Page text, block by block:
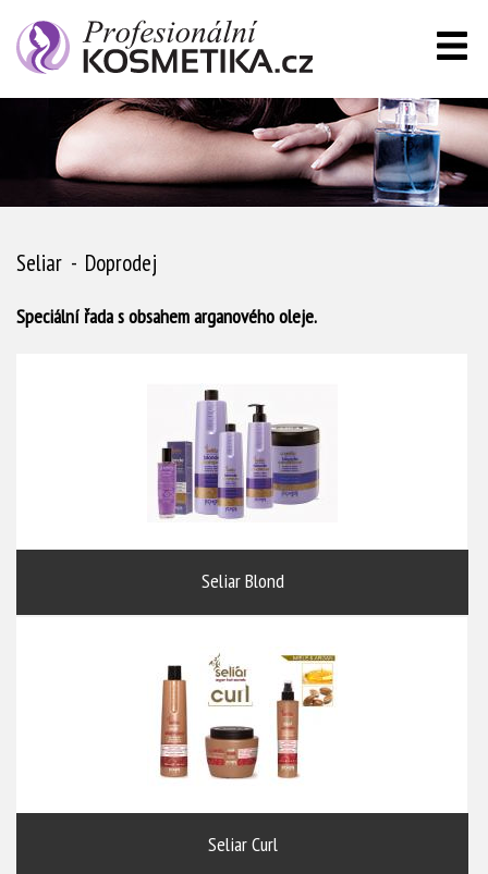
Seliar - Doprodej
Speciální řada s obsahem arganového oleje.
Seliar Blond
Seliar Curl